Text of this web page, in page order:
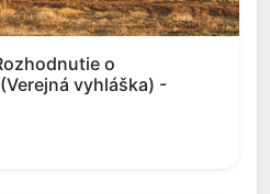
o
vyhláška) -